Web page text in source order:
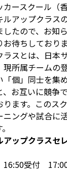
カースクール（
ルアップクラス
たので、お知
待ちしておりま
スとは、日本
現所属チームの
「個」同士を集
お互いに競争
ります。このス
ニングや試合に
ップクラスセ
受付